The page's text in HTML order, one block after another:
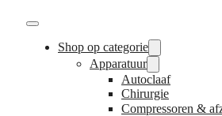
Shop op categorie
Apparatuur
Autoclaaf
Chirurgie
Compressoren &